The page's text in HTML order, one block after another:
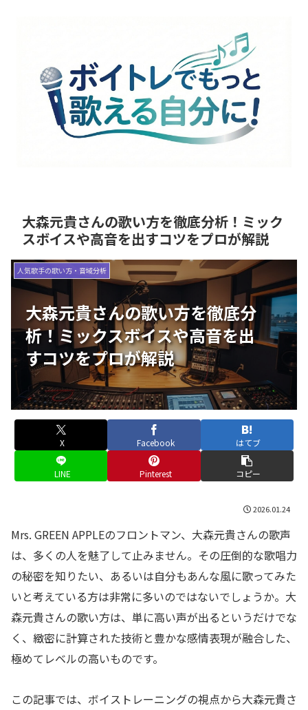
大森元貴さんの歌い方を徹底分析！ミック
スボイスや高音を出すコツをプロが解説
大森元貴さんの歌い方を徹底分
析！ミックスボイスや高音を出
すコツをプロが解説
人気歌手の歌い方・音域分析
X Facebook はてブ
LINE Pinterest コピー
2026.01.24
Mrs. GREEN APPLEのフロントマン、大森元貴さんの歌声
は、多くの人を魅了して止みません。その圧倒的な歌唱力
の秘密を知りたい、あるいは自分もあんな風に歌ってみた
いと考えている方は非常に多いのではないでしょうか。大
森元貴さんの歌い方は、単に高い声が出るというだけでな
く、緻密に計算された技術と豊かな感情表現が融合した、
極めてレベルの高いものです。
この記事では、ボイストレーニングの視点から大森元貴さ